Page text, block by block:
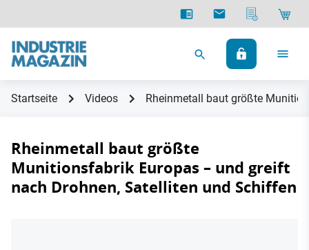
Startseite Videos Rheinmetall baut größte
Rheinmetall baut größte
Munitionsfabrik Europas – und greift
nach Drohnen, Satelliten und Schiffen